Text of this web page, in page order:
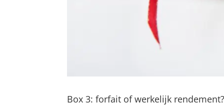
Box 3: forfait of werkelijk